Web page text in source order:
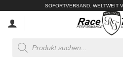
springen
SOFORTVERSAND. WELTWEIT
search